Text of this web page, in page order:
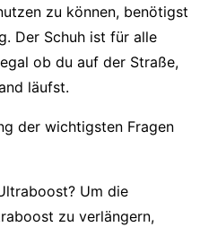
zu können, benötigst
Der Schuh ist für alle
ob du auf der Straße,
läufst.
der wichtigsten Fragen
Um die
zu verlängern,